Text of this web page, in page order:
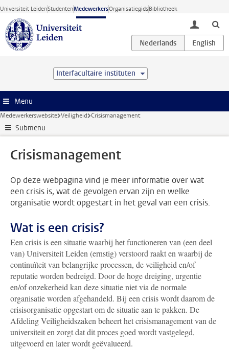
Ga direct naar de inhoud
Universiteit LeidenStudentenMedewerkersOrganisatiegidsBibliotheek
toggle
Interfacultaire instituten
Menu
Medewerkerswebsite Veiligheid Crisismanagement
Submenu
Crisismanagement
Op deze webpagina vind je meer informatie over wat
een crisis is, wat de gevolgen ervan zijn en welke
organisatie wordt opgestart in het geval van een crisis.
Wat is een crisis?
Een crisis is een situatie waarbij het functioneren van (een deel
van) Universiteit Leiden (ernstig) verstoord raakt en waarbij de
continuïteit van belangrijke processen, de veiligheid en/of
reputatie worden bedreigd. Door de hoge dreiging, urgentie
en/of onzekerheid kan deze situatie niet via de normale
organisatie worden afgehandeld. Bij een crisis wordt daarom de
crisisorganisatie opgestart om de situatie aan te pakken. De
Afdeling Veiligheidszaken beheert het crisismanagement van de
universiteit en zorgt dat dit proces goed wordt vastgelegd,
uitgevoerd en later wordt geëvalueerd.